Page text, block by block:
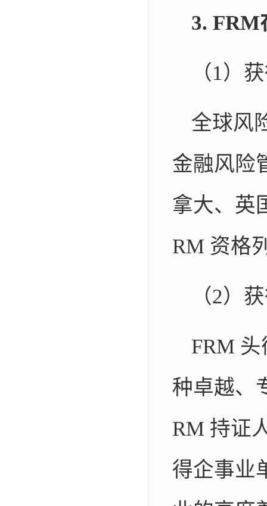
3. FRM
（1）
全球风
金融风险
拿大、英
RM 资格
（2）
FRM
种卓越、
RM 持证
得企事业